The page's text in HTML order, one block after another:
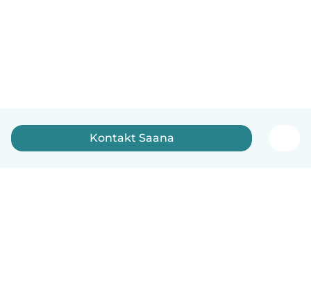
Kontakt Saana